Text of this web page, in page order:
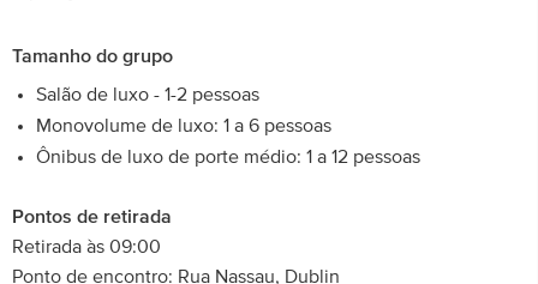
Tamanho do grupo
Salão de luxo - 1-2 pessoas
Monovolume de luxo: 1 a 6 pessoas
Ônibus de luxo de porte médio: 1 a 12 pessoas
Pontos de retirada
Retirada às 09:00
Ponto de encontro: Rua Nassau, Dublin